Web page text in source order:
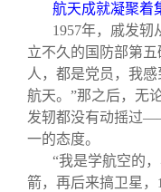
航天成就凝聚着
1957年，戚发轫
立不久的国防部第
人，都是党员，我
航天。”那之后，无
发轫都没有动摇过
一的态度。
“我是学航空的
箭，再后来搞卫星，